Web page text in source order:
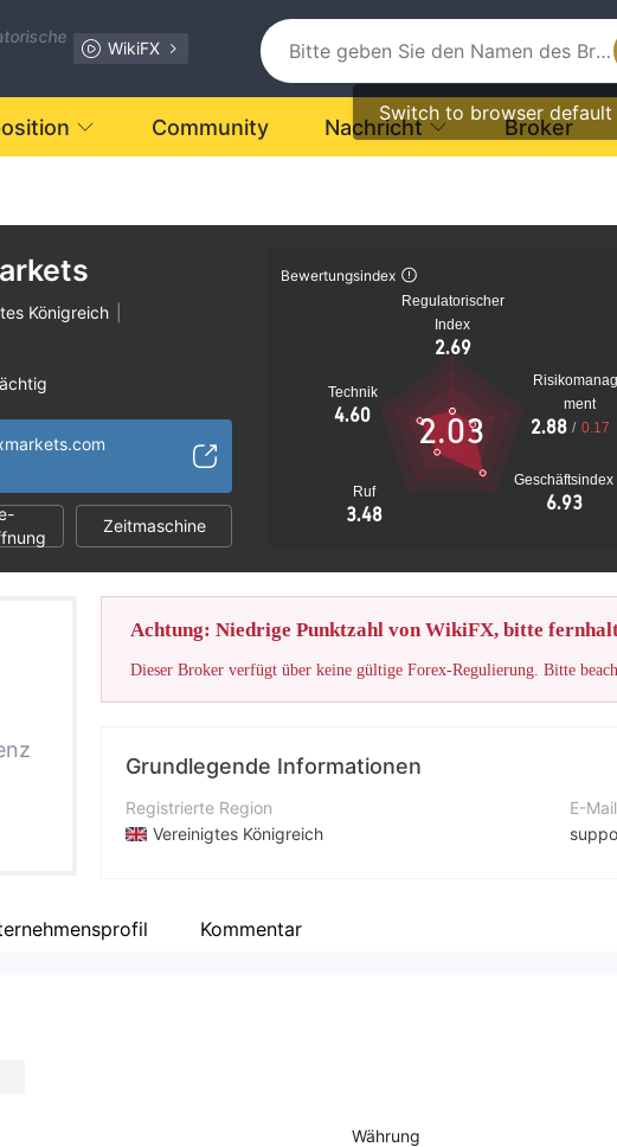
WikiFX
Switch to browser default
Community Nachricht Broker
Königreich
Risiko
Zeitmaschine
Bewertungsindex
Regulatorischer
Index
2.69
Technik
4.60
Ruf
3.48
Geschäftsindex
6.93
ment
2.88 / 0.17
2.03
Achtung: Niedrige Punktzahl von WikiFX, bitte
Dieser Broker verfügt über keine gültige Forex-Regulierung. Bitte
Grundlegende Informationen
Registrierte Region
Vereinigtes Königreich
Unternehmen
E-
Kommentar
Währung